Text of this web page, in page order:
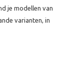
je modellen van
varianten, in